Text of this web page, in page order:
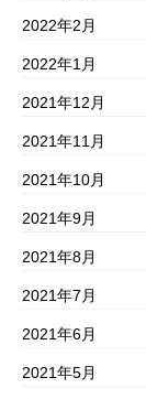
2022年2月
2022年1月
2021年12月
2021年11月
2021年10月
2021年9月
2021年8月
2021年7月
2021年6月
2021年5月